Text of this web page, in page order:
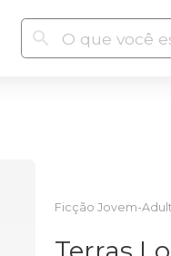
Ficção Jovem-